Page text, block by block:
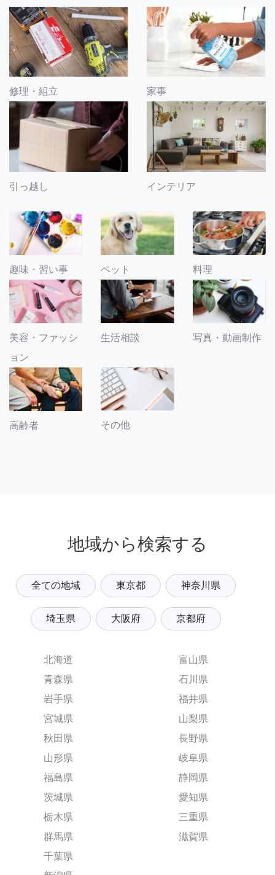
修理・組立 家事
引っ越し インテリア
趣味・習い事 ペット 料理
美容・ファッシ
ョン
生活相談 写真・動画制作
高齢者 その他
地域から検索する
全ての地域 東京都 神奈川県
埼玉県 大阪府 京都府
北海道
青森県
岩手県
宮城県
秋田県
山形県
福島県
茨城県
栃木県
群馬県
千葉県
富山県
石川県
福井県
山梨県
長野県
岐阜県
静岡県
愛知県
三重県
滋賀県